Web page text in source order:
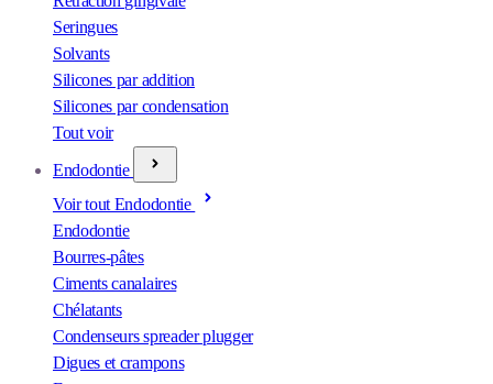
Seringues
Solvants
Silicones par addition
Silicones par condensation
Tout voir
Endodontie
Voir tout Endodontie
Endodontie
Bourres-pâtes
Ciments canalaires
Chélatants
Condenseurs spreader plugger
Digues et crampons